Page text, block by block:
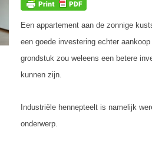
Een appartement aan de zonnige
een goede investering echter
grondstuk zou weleens een betere
kunnen zijn.
Industriële hennepteelt is namelijk
onderwerp.